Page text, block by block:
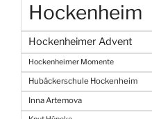
Hockenheim
Hockenheimer Advent
Hockenheimer Momente
Hubäckerschule Hockenheim
Inna Artemova